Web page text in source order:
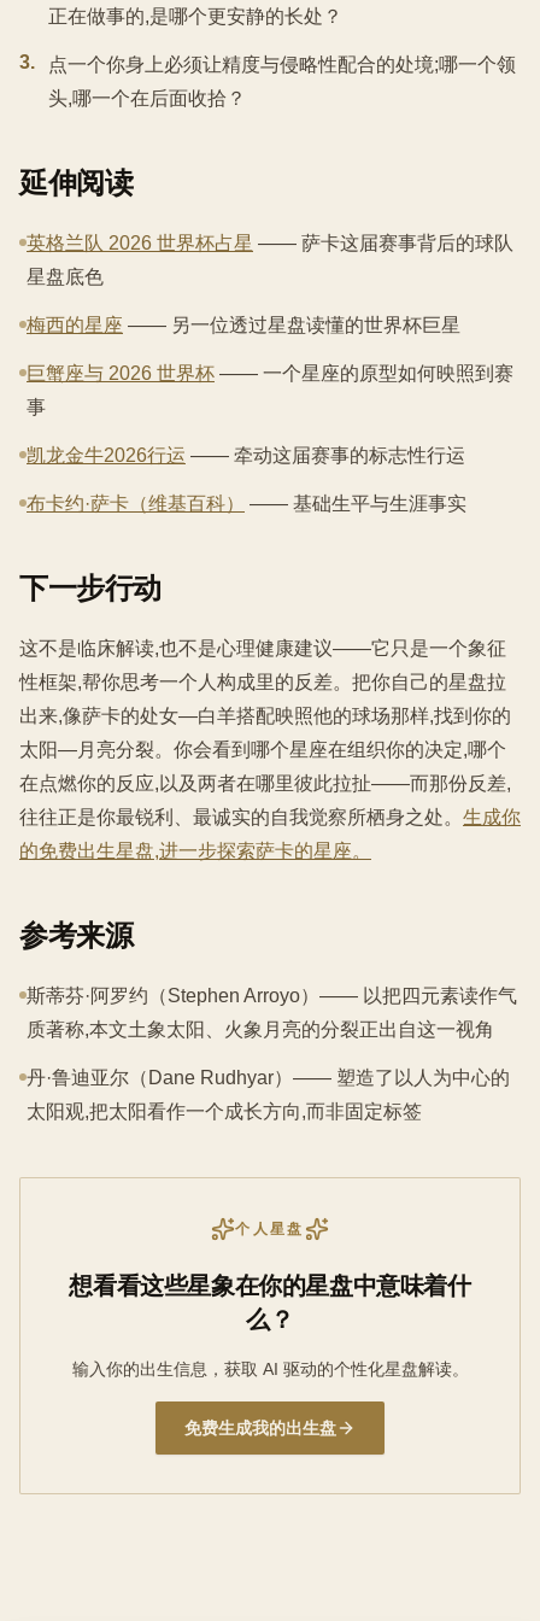
正在做事的,是哪个更安静的长处？
3.
点一个你身上必须让精度与侵略性配合的处境;哪一个领
头,哪一个在后面收拾？
延伸阅读
英格兰队 2026 世界杯占星 —— 萨卡这届赛事背后的球队
星盘底色
梅西的星座 —— 另一位透过星盘读懂的世界杯巨星
巨蟹座与 2026 世界杯 —— 一个星座的原型如何映照到赛
事
凯龙金牛2026行运 —— 牵动这届赛事的标志性行运
布卡约·萨卡（维基百科） —— 基础生平与生涯事实
下一步行动
这不是临床解读,也不是心理健康建议——它只是一个象征
性框架,帮你思考一个人构成里的反差。把你自己的星盘拉
出来,像萨卡的处女—白羊搭配映照他的球场那样,找到你的
太阳—月亮分裂。你会看到哪个星座在组织你的决定,哪个
在点燃你的反应,以及两者在哪里彼此拉扯——而那份反差,
往往正是你最锐利、最诚实的自我觉察所栖身之处。 生成你
的免费出生星盘,进一步探索萨卡的星座。
参考来源
斯蒂芬·阿罗约（Stephen Arroyo）—— 以把四元素读作气
质著称,本文土象太阳、火象月亮的分裂正出自这一视角
丹·鲁迪亚尔（Dane Rudhyar）—— 塑造了以人为中心的
太阳观,把太阳看作一个成长方向,而非固定标签
个人星盘
想看看这些星象在你的星盘中意味着什
么？
输入你的出生信息，获取 AI 驱动的个性化星盘解读。
免费生成我的出生盘